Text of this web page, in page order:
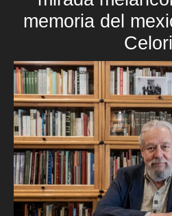
memoria del